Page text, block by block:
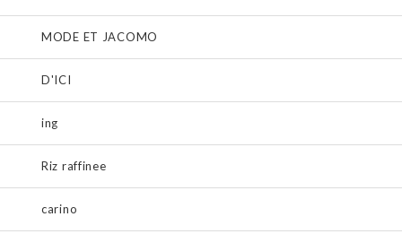
MODE ET JACOMO
D'ICI
ing
Riz raffinee
carino